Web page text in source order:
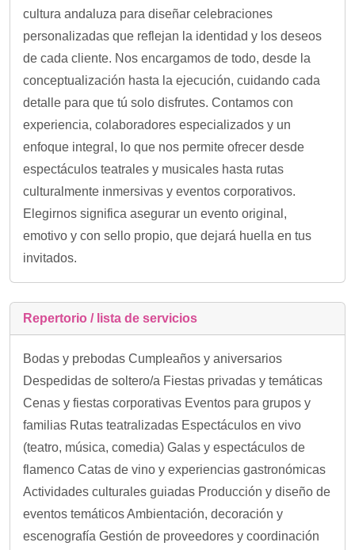
cultura andaluza para diseñar celebraciones
personalizadas que reflejan la identidad y los deseos
de cada cliente. Nos encargamos de todo, desde la
conceptualización hasta la ejecución, cuidando cada
detalle para que tú solo disfrutes. Contamos con
experiencia, colaboradores especializados y un
enfoque integral, lo que nos permite ofrecer desde
espectáculos teatrales y musicales hasta rutas
culturalmente inmersivas y eventos corporativos.
Elegirnos significa asegurar un evento original,
emotivo y con sello propio, que dejará huella en tus
invitados.
Repertorio / lista de servicios
Bodas y prebodas Cumpleaños y aniversarios
Despedidas de soltero/a Fiestas privadas y temáticas
Cenas y fiestas corporativas Eventos para grupos y
familias Rutas teatralizadas Espectáculos en vivo
(teatro, música, comedia) Galas y espectáculos de
flamenco Catas de vino y experiencias gastronómicas
Actividades culturales guiadas Producción y diseño de
eventos temáticos Ambientación, decoración y
escenografía Gestión de proveedores y coordinación